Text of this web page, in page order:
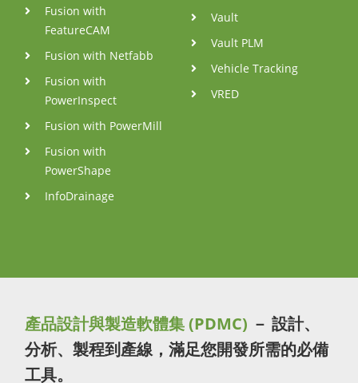
Fusion with
FeatureCAM
Fusion with Netfabb
Fusion with
PowerInspect
Fusion with PowerMill
Fusion with
PowerShape
InfoDrainage
Vault
Vault PLM
Vehicle Tracking
VRED
產品設計與製造軟體集 (PDMC) － 設計、
分析、製程到產線，滿足您開發所需的必備
工具。